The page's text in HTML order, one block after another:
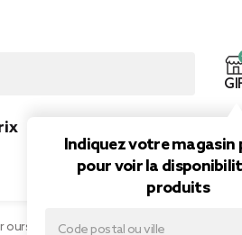
Indiquez votre magasin
pour voir la
produits
en verre transparent et blanc